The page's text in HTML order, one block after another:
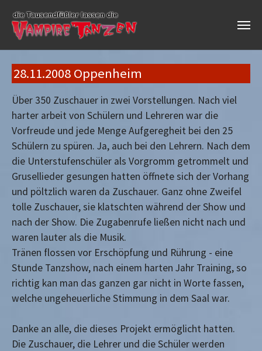
28.11.2008 Oppenheim
Über 350 Zuschauer in zwei Vorstellungen. Nach viel
harter arbeit von Schülern und Lehreren war die
Vorfreude und jede Menge Aufgeregheit bei den 25
Schülern zu spüren. Ja, auch bei den Lehrern. Nach dem
die Unterstufenschüler als Vorgromm getrommelt und
Grusellieder gesungen hatten öffnete sich der Vorhang
und pöltzlich waren da Zuschauer. Ganz ohne Zweifel
tolle Zuschauer, sie klatschten während der Show und
nach der Show. Die Zugabenrufe ließen nicht nach und
waren lauter als die Musik.
Tränen flossen vor Erschöpfung und Rührung - eine
Stunde Tanzshow, nach einem harten Jahr Training, so
richtig kan man das ganzen gar nicht in Worte fassen,
welche ungeheuerliche Stimmung in dem Saal war.
Danke an alle, die dieses Projekt ermöglicht hatten.
Die Zuschauer, die Lehrer und die Schüler werden